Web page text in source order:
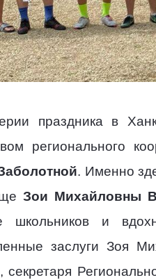
праздника в
регионального
. Именно
Зои Михайловны
школьников и
заслуги Зоя
секретаря